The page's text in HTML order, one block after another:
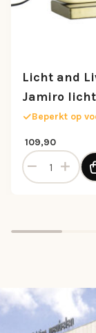
Licht and
Jamiro
Beperkt op
109,90
Licht and
aantal